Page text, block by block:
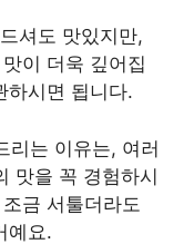
셔도 맛있지만,
이 더욱 깊어집
하시면 됩니다.
리는 이유는, 여러
맛을 꼭 경험하시
금 서툴더라도
예요.